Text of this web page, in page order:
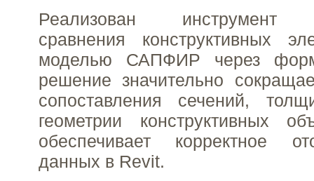
Реализован инструмент
сравнения конструктивных
моделью САПФИР через
решение значительно
сопоставления сечений,
геометрии конструктивных
обеспечивает корректное
данных в Revit.